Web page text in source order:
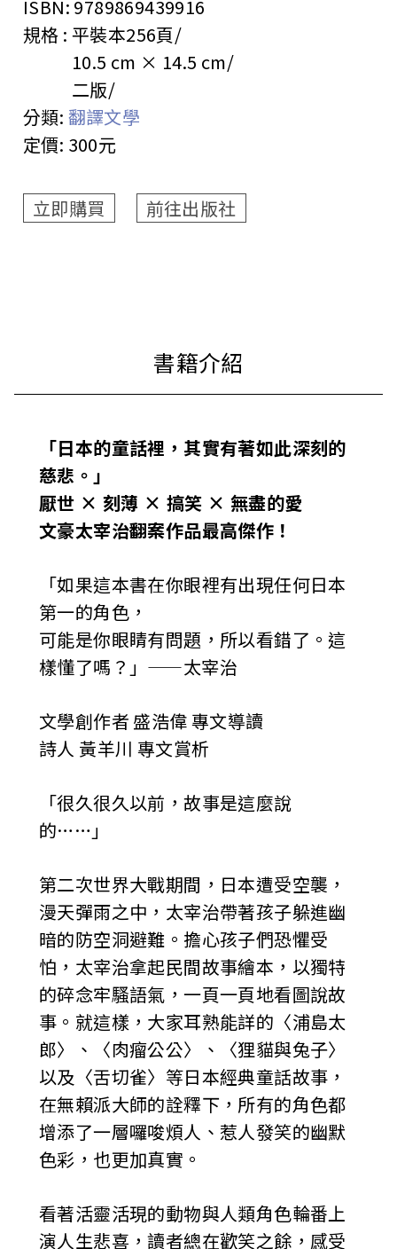
ISBN: 9789869439916
規格 : 平裝本256頁
10.5 cm × 14.5 cm
二版
分類: 翻譯文學
定價: 300元
立即購買 前往出版社
「日本的童話裡，其實有著如此深刻的
慈悲。」
厭世 × 刻薄 × 搞笑 × 無盡的愛
文豪太宰治翻案作品最高傑作！
「如果這本書在你眼裡有出現任何日本
第一的角色，
可能是你眼睛有問題，所以看錯了。這
樣懂了嗎？」——太宰治
文學創作者 盛浩偉 專文導讀
詩人 黃羊川 專文賞析
「很久很久以前，故事是這麼說
的……」
第二次世界大戰期間，日本遭受空襲，
漫天彈雨之中，太宰治帶著孩子躲進幽
暗的防空洞避難。擔心孩子們恐懼受
怕，太宰治拿起民間故事繪本，以獨特
的碎念牢騷語氣，一頁一頁地看圖說故
事。就這樣，大家耳熟能詳的〈浦島太
郎〉、〈肉瘤公公〉、〈狸貓與兔子〉
以及〈舌切雀〉等日本經典童話故事，
在無賴派大師的詮釋下，所有的角色都
增添了一層囉唆煩人、惹人發笑的幽默
色彩，也更加真實。
看著活靈活現的動物與人類角色輪番上
演人生悲喜，讀者總在歡笑之餘，感受